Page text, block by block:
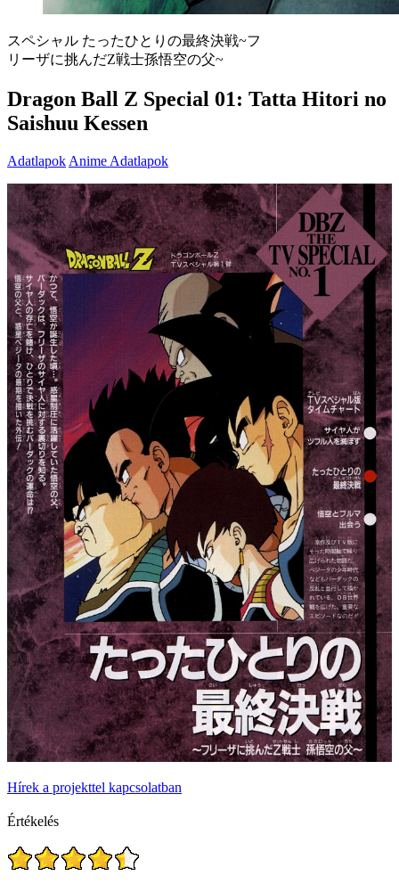
スペシャル たったひとりの最終決戦~フ
リーザに挑んだZ戦士孫悟空の父~
Dragon Ball Z Special 01: Tatta Hitori no
Saishuu Kessen
Adatlapok Anime Adatlapok
Hírek a projekttel kapcsolatban
Értékelés